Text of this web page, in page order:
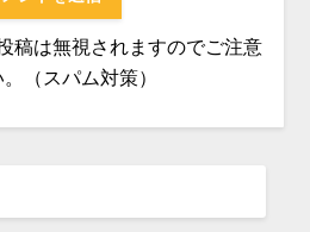
稿は無視されますのでご注意
（スパム対策）